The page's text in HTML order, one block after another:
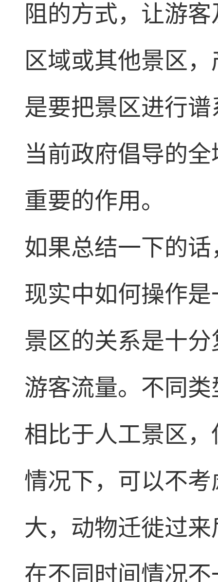
阻的方式，让游
区域或其他景区
是要把景区进行
当前政府倡导的
重要的作用。
如果总结一下的
现实中如何操作
景区的关系是十
游客流量。不同
相比于人工景区
情况下，可以不
大，动物迁徙过
在不同时间情况